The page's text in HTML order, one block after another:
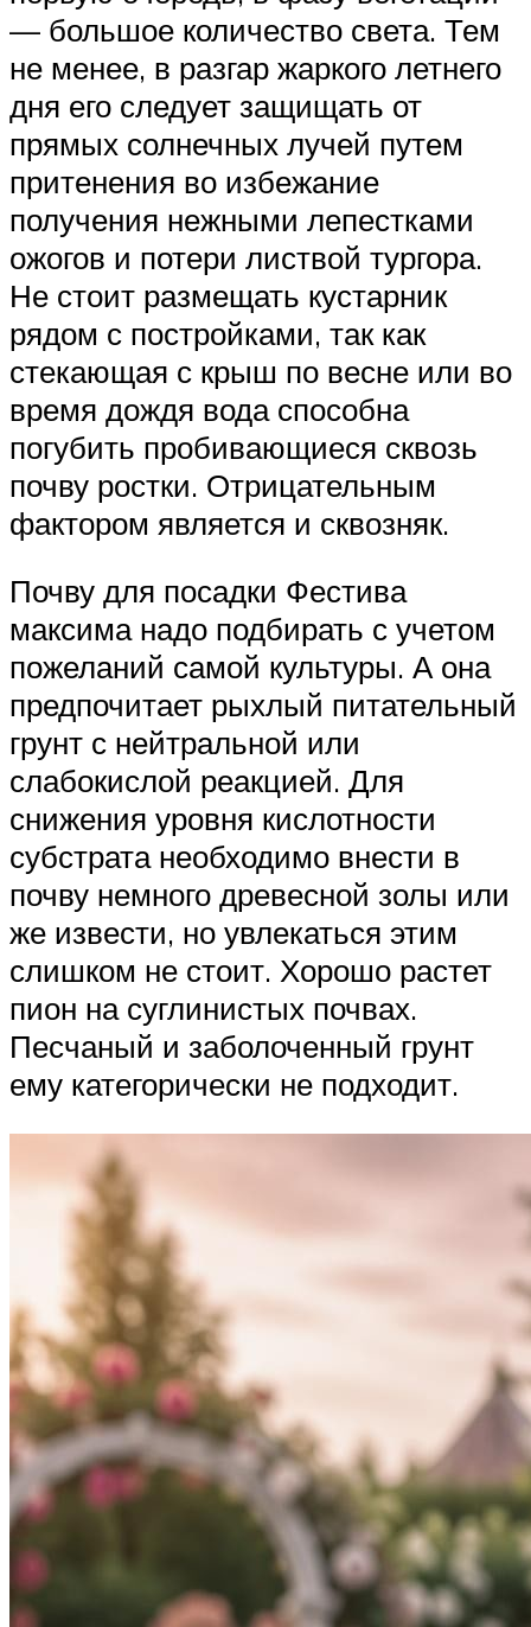
— большое количество света. Тем
не менее, в разгар жаркого летнего
дня его следует защищать от
прямых солнечных лучей путем
притенения во избежание
получения нежными лепестками
ожогов и потери листвой тургора.
Не стоит размещать кустарник
рядом с постройками, так как
стекающая с крыш по весне или во
время дождя вода способна
погубить пробивающиеся сквозь
почву ростки. Отрицательным
фактором является и сквозняк.
Почву для посадки Фестива
максима надо подбирать с учетом
пожеланий самой культуры. А она
предпочитает рыхлый питательный
грунт с нейтральной или
слабокислой реакцией. Для
снижения уровня кислотности
субстрата необходимо внести в
почву немного древесной золы или
же извести, но увлекаться этим
слишком не стоит. Хорошо растет
пион на суглинистых почвах.
Песчаный и заболоченный грунт
ему категорически не подходит.